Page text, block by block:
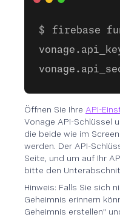
firebase
Öffnen Sie Ihre API-
Vonage API-Schlüssel
die beide wie im
werden. Der API-
Seite, und um auf Ihr
bitte den
Hinweis: Falls Sie sich
Geheimnis erinnern
Geheimnis erstellen"